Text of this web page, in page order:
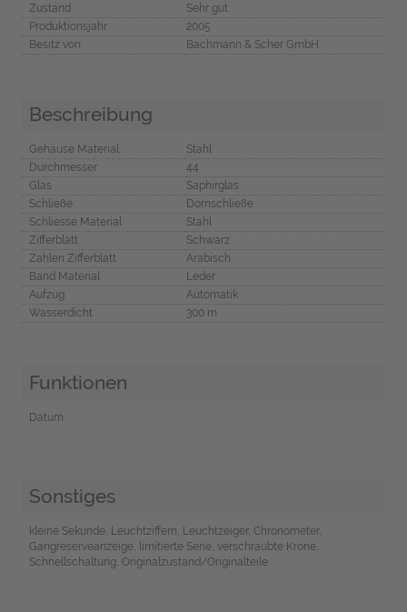
Zustand
Sehr gut
Produktionsjahr
2005
Besitz von
Bachmann & Scher GmbH
Beschreibung
Gehäuse Material
Stahl
Durchmesser
44
Glas
Saphirglas
Schließe
Dornschließe
Schliesse Material
Stahl
Zifferblatt
Schwarz
Zahlen Zifferblatt
Arabisch
Band Material
Leder
Aufzug
Automatik
Wasserdicht
300 m
Funktionen
Datum
Sonstiges
kleine Sekunde, Leuchtziffern, Leuchtzeiger, Chronometer,
Gangreserveanzeige, limitierte Serie, verschraubte Krone,
Schnellschaltung, Originalzustand/Originalteile